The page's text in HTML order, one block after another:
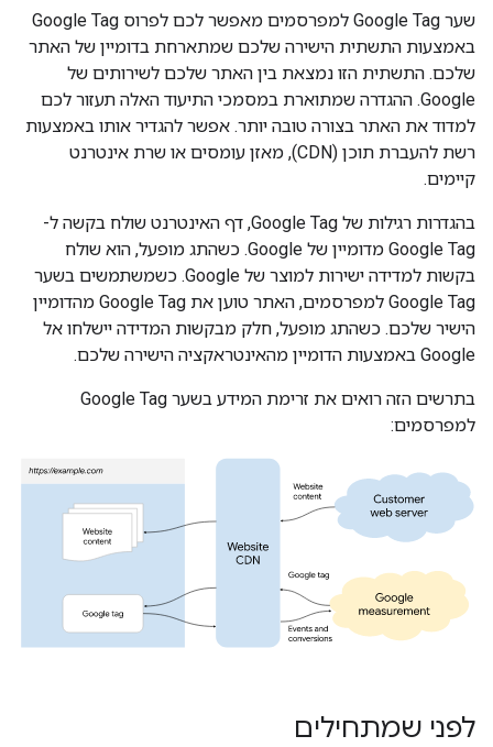
שער Google Tag למפרסמים מאפשר לכם לפרוס Google Tag
באמצעות התשתית הישירה שלכם שמתארחת בדומיין של האתר
שלכם. התשתית הזו נמצאת בין האתר שלכם לשירותים של
Google. ההגדרה שמתוארת במסמכי התיעוד האלה תעזור לכם
למדוד את האתר בצורה טובה יותר. אפשר להגדיר אותו באמצעות
רשת להעברת תוכן (CDN), מאזן עומסים או שרת אינטרנט
קיימים.
בהגדרות רגילות של Google Tag, דף האינטרנט שולח בקשה ל-
Google Tag מדומיין של Google. כשהתג מופעל, הוא שולח
בקשות למדידה ישירות למוצר של Google. כשמשתמשים בשער
Google Tag למפרסמים, האתר טוען את Google Tag מהדומיין
הישיר שלכם. כשהתג מופעל, חלק מבקשות המדידה יישלחו אל
Google באמצעות הדומיין מהאינטראקציה הישירה שלכם.
בתרשים הזה רואים את זרימת המידע בשער Google Tag
למפרסמים:
לפני שמתחילים